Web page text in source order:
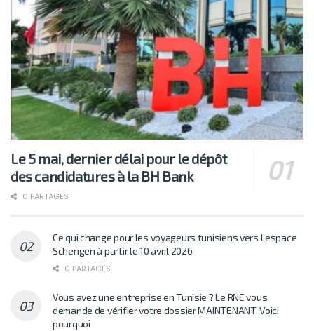
Le 5 mai, dernier délai pour le dépôt
des candidatures à la BH Bank
0 PARTAGES
Ce qui change pour les voyageurs tunisiens vers l’espace
Schengen à partir le 10 avril 2026
0 PARTAGES
Vous avez une entreprise en Tunisie ? Le RNE vous
demande de vérifier votre dossier MAINTENANT. Voici
pourquoi